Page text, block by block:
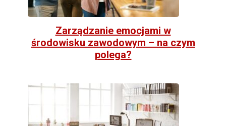
Zarządzanie emocjami w
środowisku zawodowym – na czym
polega?